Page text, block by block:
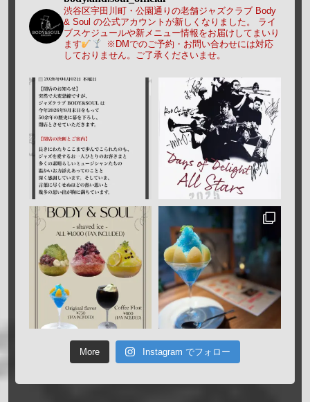
渋谷区宇田川町・公園通りの老舗ジャズクラブ Body
& Soul の公式アカウントが新しくなりました。
ライ
ブスケジュールや新メニュー情報をお届けしてまいり
ます
※DMでのご予約・お問い合わせには対応
しておりません。ご了承くださいませ。
More Instagram でフォロー